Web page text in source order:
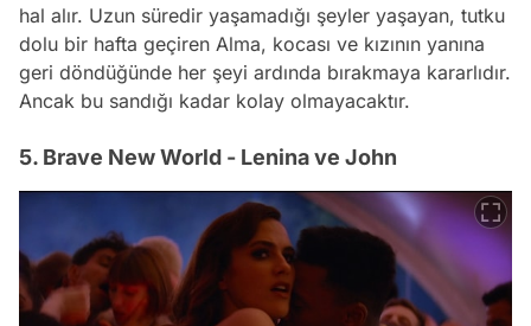
hal alır. Uzun süredir yaşamadığı şeyler yaşayan, tutku
dolu bir hafta geçiren Alma, kocası ve kızının yanına
geri döndüğünde her şeyi ardında bırakmaya kararlıdır.
Ancak bu sandığı kadar kolay olmayacaktır.
5. Brave New World - Lenina ve John